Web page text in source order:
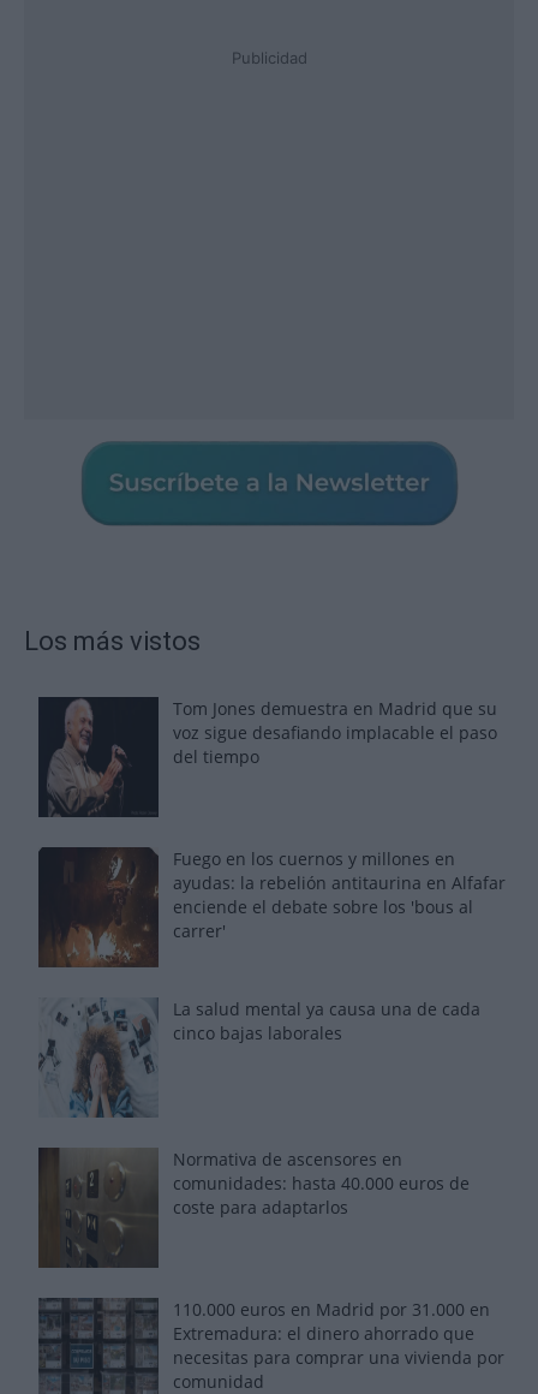
Publicidad
Los más vistos
Tom Jones demuestra en Madrid que su
voz sigue desafiando implacable el paso
del tiempo
Fuego en los cuernos y millones en
ayudas: la rebelión antitaurina en Alfafar
enciende el debate sobre los 'bous al
carrer'
La salud mental ya causa una de cada
cinco bajas laborales
Normativa de ascensores en
comunidades: hasta 40.000 euros de
coste para adaptarlos
110.000 euros en Madrid por 31.000 en
Extremadura: el dinero ahorrado que
necesitas para comprar una vivienda por
comunidad